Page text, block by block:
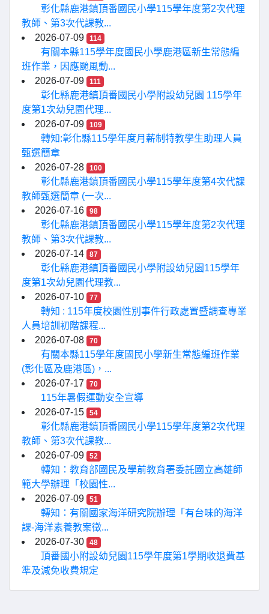
彰化縣鹿港鎮頂番國民小學115學年度第2次代理
教師、第3次代課教...
2026-07-09
114
有關本縣115學年度國民小學鹿港區新生常態編
班作業，因應颱風動...
2026-07-09
111
彰化縣鹿港鎮頂番國民小學附設幼兒園 115學年
度第1次幼兒園代理...
2026-07-09
109
轉知:彰化縣115學年度月薪制特教學生助理人員
甄選簡章
2026-07-28
100
彰化縣鹿港鎮頂番國民小學115學年度第4次代課
教師甄選簡章 (一次...
2026-07-16
98
彰化縣鹿港鎮頂番國民小學115學年度第2次代理
教師、第3次代課教...
2026-07-14
87
彰化縣鹿港鎮頂番國民小學附設幼兒園115學年
度第1次幼兒園代理教...
2026-07-10
77
轉知 : 115年度校園性別事件行政處置暨調查專業
人員培訓初階課程...
2026-07-08
70
有關本縣115學年度國民小學新生常態編班作業
(彰化區及鹿港區)，...
2026-07-17
70
115年暑假運動安全宣導
2026-07-15
54
彰化縣鹿港鎮頂番國民小學115學年度第2次代理
教師、第3次代課教...
2026-07-09
52
轉知：教育部國民及學前教育署委託國立高雄師
範大學辦理「校園性...
2026-07-09
51
轉知：有關國家海洋研究院辦理「有台味的海洋
課-海洋素養教案徵...
2026-07-30
48
頂番國小附設幼兒園115學年度第1學期收退費基
準及減免收費規定